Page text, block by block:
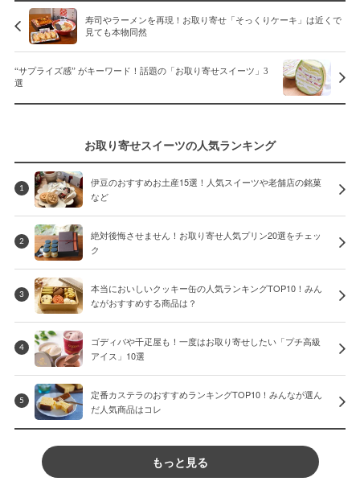
寿司やラーメンを再現！お取り寄せ「そっくりケーキ」は近くで
見ても本物同然
“サプライズ感” がキーワード！話題の「お取り寄せスイーツ」3
選
お取り寄せスイーツの人気ランキング
1
伊豆のおすすめお土産15選！人気スイーツや老舗店の銘菓
など
2
絶対後悔させません！お取り寄せ人気プリン20選をチェッ
ク
3
本当においしいクッキー缶の人気ランキングTOP10！みん
ながおすすめする商品は？
4
ゴディバや千疋屋も！一度はお取り寄せしたい「プチ高級
アイス」10選
5
定番カステラのおすすめランキングTOP10！みんなが選ん
だ人気商品はコレ
もっと見る